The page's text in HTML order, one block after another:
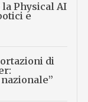
la Physical AI
e
di